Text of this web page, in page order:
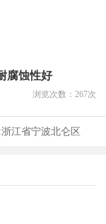
腐蚀性好
浏览次数： 267次
浙江省宁波北仑区